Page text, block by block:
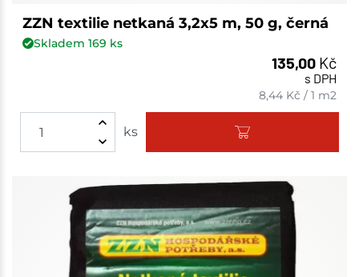
ZZN textilie netkaná 3,2x5 m, 50 g, černá
Skladem 169 ks
135,00 Kč
s DPH
8,44 Kč /1 m2
ks